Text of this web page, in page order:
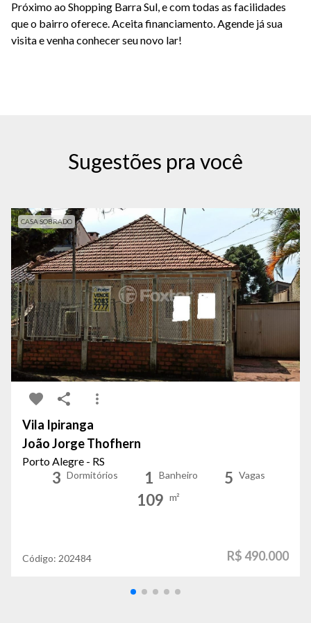
Próximo ao Shopping Barra Sul, e com todas as facilidades
que o bairro oferece. Aceita financiamento. Agende já sua
visita e venha conhecer seu novo lar!
Sugestões pra você
CASA SOBRADO
Vila Ipiranga
João Jorge Thofhern
Porto Alegre - RS
3 Dormitórios 1 Banheiro 5 Vagas
109 m²
Código: 202484 R$ 490.000